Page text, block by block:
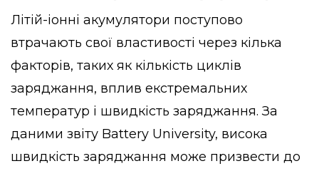
Літій-іонні акумулятори поступово
втрачають свої властивості через кілька
факторів, таких як кількість циклів
заряджання, вплив екстремальних
температур і швидкість заряджання. За
даними звіту Battery University, висока
швидкість заряджання може призвести до